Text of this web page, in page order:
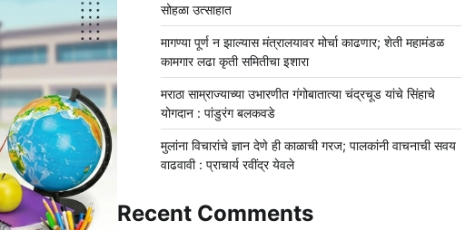
सोहळा उत्साहात
मागण्या पूर्ण न झाल्यास मंत्रालयावर मोर्चा काढणार; शेती महामंडळ
कामगार लढा कृती समितीचा इशारा
मराठा साम्राज्याच्या उभारणीत गंगोबातात्या चंद्रचूड यांचे सिंहाचे
योगदान : पांडुरंग बलकवडे
मुलांना विचारांचे ज्ञान देणे ही काळाची गरज; पालकांनी वाचनाची सवय
वाढवावी : प्राचार्य रवींद्र येवले
Recent Comments